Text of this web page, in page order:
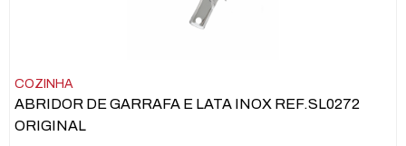
COZINHA
ABRIDOR DE GARRAFA E LATA INOX REF.SL0272
ORIGINAL